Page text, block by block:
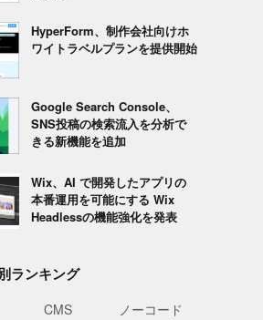
HyperForm、制作会社向けホ
ワイトラベルプランを提供開始
Google Search Console、
SNS投稿の検索流入を分析で
きる新機能を追加
Wix、AI で開発したアプリの
本番運用を可能にする Wix
Headlessの機能強化を発表
ランキング
CMS ノーコード